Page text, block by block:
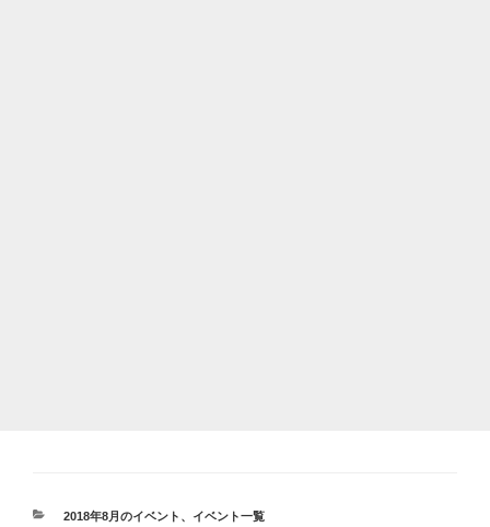
カ
2018年8月のイベント 、 イベント一覧